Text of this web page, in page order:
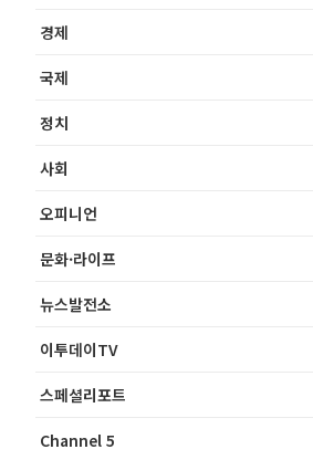
경제
국제
정치
사회
오피니언
문화·라이프
뉴스발전소
이투데이TV
스페셜리포트
Channel 5